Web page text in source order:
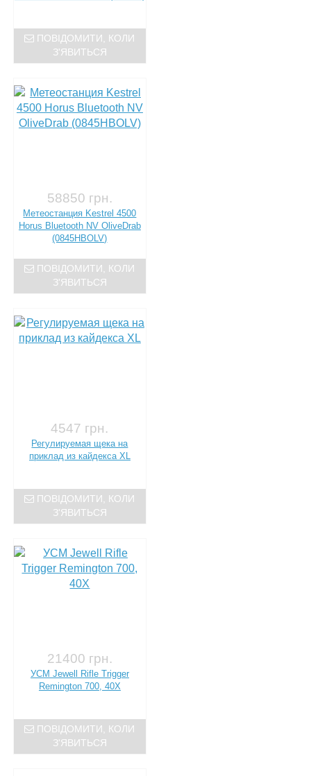
ПОВІДОМИТИ, КОЛИ
З'ЯВИТЬСЯ
58850 грн.
Метеостанция Kestrel 4500
Horus Bluetooth NV OliveDrab
(0845HBOLV)
ПОВІДОМИТИ, КОЛИ
З'ЯВИТЬСЯ
4547 грн.
Регулируемая щека на
приклад из кайдекса XL
ПОВІДОМИТИ, КОЛИ
З'ЯВИТЬСЯ
21400 грн.
УСМ Jewell Rifle Trigger
Remington 700, 40X
ПОВІДОМИТИ, КОЛИ
З'ЯВИТЬСЯ